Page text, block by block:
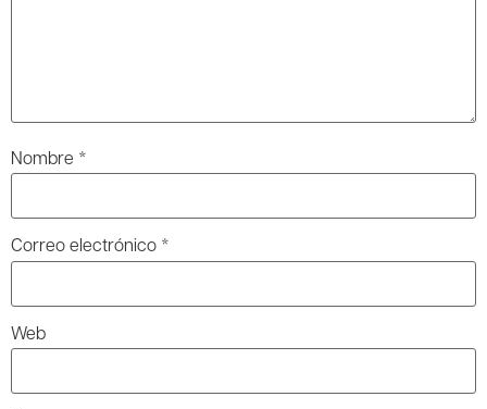
Nombre *
Correo electrónico *
Web